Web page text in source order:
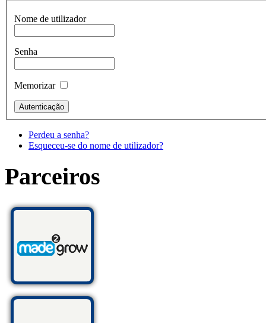
Nome de utilizador
Senha
Memorizar
Perdeu a senha?
Esqueceu-se do nome de utilizador?
Parceiros